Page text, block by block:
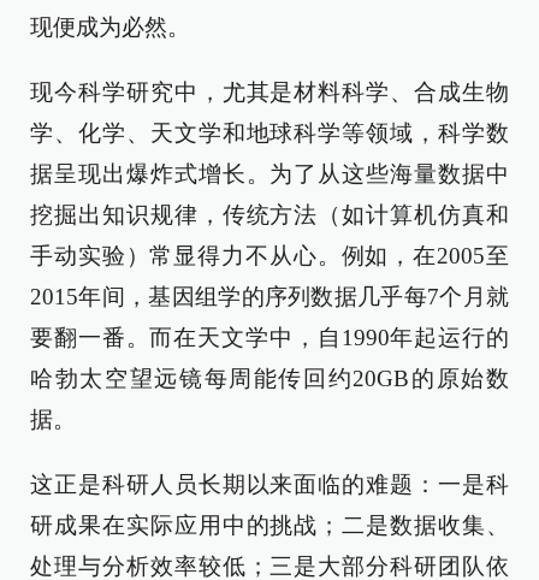
现便成为必然。
现今科学研究中，尤其是材料科学、合成生物
学、化学、天文学和地球科学等领域，科学数
据呈现出爆炸式增长。为了从这些海量数据中
挖掘出知识规律，传统方法（如计算机仿真和
手动实验）常显得力不从心。例如，在2005至
2015年间，基因组学的序列数据几乎每7个月就
要翻一番。而在天文学中，自1990年起运行的
哈勃太空望远镜每周能传回约20GB的原始数
据。
这正是科研人员长期以来面临的难题：一是科
研成果在实际应用中的挑战；二是数据收集、
处理与分析效率较低；三是大部分科研团队依